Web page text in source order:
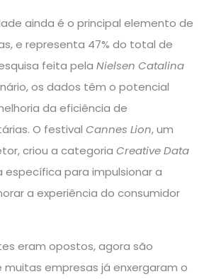
ainda é o principal elemento de
e representa 47% do total de
feita pela Nielsen Catalina
os dados têm o potencial
da eficiência de
O festival Cannes Lion, um
criou a categoria Creative Data
específica para impulsionar a
a experiência do consumidor
eram opostos, agora são
empresas já enxergaram o